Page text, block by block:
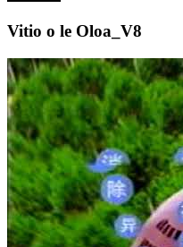
Vitio o le Oloa_V8